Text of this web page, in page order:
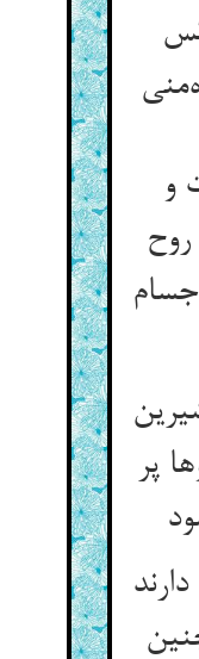
و
پر